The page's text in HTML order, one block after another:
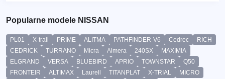
Popularne modele NISSAN
PL01 X-trail PRIME ALITMA PATHFINDER-V6 Cedrec
RICH
CEDRICK
TURRANO Micra Almera 240SX
MAXIMIA
ELGRAND
VERSA BLUEBIRD APRIO TOWNSTAR
Q50
FRONTEIR
ALTIMAX Laurell TITANPLAT X-TRIAL
MICRO